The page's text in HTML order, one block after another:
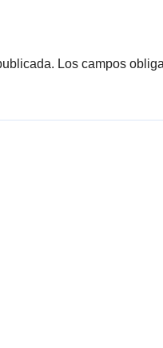
Los campos